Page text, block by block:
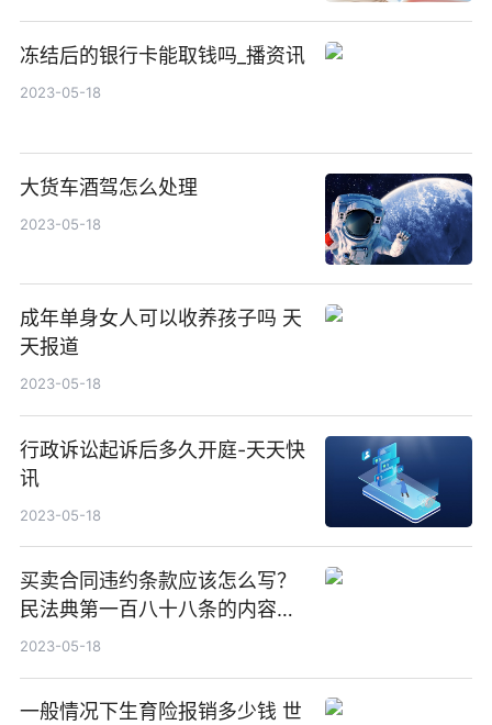
冻结后的银行卡能取钱吗_播资讯
2023-05-18
大货车酒驾怎么处理
2023-05-18
成年单身女人可以收养孩子吗 天
天报道
2023-05-18
行政诉讼起诉后多久开庭-天天快
讯
2023-05-18
买卖合同违约条款应该怎么写？
民法典第一百八十八条的内容是
什么？
2023-05-18
一般情况下生育险报销多少钱 世